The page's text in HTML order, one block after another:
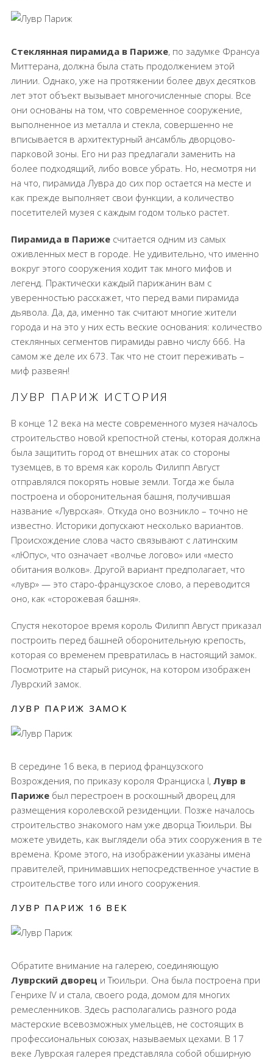
Стеклянная пирамида в Париже, по задумке Франсуа
Миттерана, должна была стать продолжением этой
линии. Однако, уже на протяжении более двух десятков
лет этот объект вызывает многочисленные споры. Все
они основаны на том, что современное сооружение,
выполненное из металла и стекла, совершенно не
вписывается в архитектурный ансамбль дворцово-
парковой зоны. Его ни раз предлагали заменить на
более подходящий, либо вовсе убрать. Но, несмотря ни
на что, пирамида Лувра до сих пор остается на месте и
как прежде выполняет свои функции, а количество
посетителей музея с каждым годом только растет.
Пирамида в Парижесчитается одним из самых
оживленных мест в городе. Не удивительно, что именно
вокруг этого сооружения ходит так много мифов и
легенд. Практически каждый парижанин вам с
уверенностью расскажет, что перед вами пирамида
дьявола. Да, да, именно так считают многие жители
города и на это у них есть веские основания: количество
стеклянных сегментов пирамиды равно числу 666. На
самом же деле их 673. Так что не стоит переживать –
миф развеян!
ЛУВР ПАРИЖ ИСТОРИЯ
В конце 12 века на месте современного музея началось
строительство новой крепостной стены, которая должна
была защитить город от внешних атак со стороны
туземцев, в то время как король Филипп Август
отправлялся покорять новые земли. Тогда же была
построена и оборонительная башня, получившая
название «Луврская». Откуда оно возникло – точно не
известно. Историки допускают несколько вариантов.
Происхождение слова часто связывают с латинским
«лЮпус», что означает «волчье логово» или «место
обитания волков». Другой вариант предполагает, что
«лувр» — это старо-французское слово, а переводится
оно, как «сторожевая башня».
Спустя некоторое время король Филипп Август приказал
построить перед башней оборонительную крепость,
которая со временем превратилась в настоящий замок.
Посмотрите на старый рисунок, на котором изображен
Луврский замок.
ЛУВР ПАРИЖ ЗАМОК
В середине 16 века, в период французского
Возрождения, по приказу короля Франциска I, Лувр в
Парижебыл перестроен в роскошный дворец для
размещения королевской резиденции. Позже началось
строительство знакомого нам уже дворца Тюильри. Вы
можете увидеть, как выглядели оба этих сооружения в те
времена. Кроме этого, на изображении указаны имена
правителей, принимавших непосредственное участие в
строительстве того или иного сооружения.
ЛУВР ПАРИЖ 16 ВЕК
Обратите внимание на галерею, соединяющую
Луврский дворец и Тюильри. Она была построена при
Генрихе IV и стала, своего рода, домом для многих
ремесленников. Здесь располагались разного рода
мастерские всевозможных умельцев, не состоящих в
профессиональных союзах, называемых цехами. В 17
веке Луврская галерея представляла собой обширную